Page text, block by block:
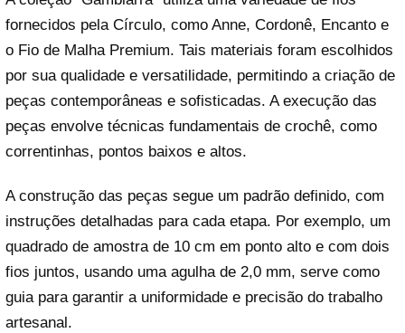
fornecidos pela Círculo, como Anne, Cordonê, Encanto e
o Fio de Malha Premium. Tais materiais foram escolhidos
por sua qualidade e versatilidade, permitindo a criação de
peças contemporâneas e sofisticadas. A execução das
peças envolve técnicas fundamentais de crochê, como
correntinhas, pontos baixos e altos.
A construção das peças segue um padrão definido, com
instruções detalhadas para cada etapa. Por exemplo, um
quadrado de amostra de 10 cm em ponto alto e com dois
fios juntos, usando uma agulha de 2,0 mm, serve como
guia para garantir a uniformidade e precisão do trabalho
artesanal.